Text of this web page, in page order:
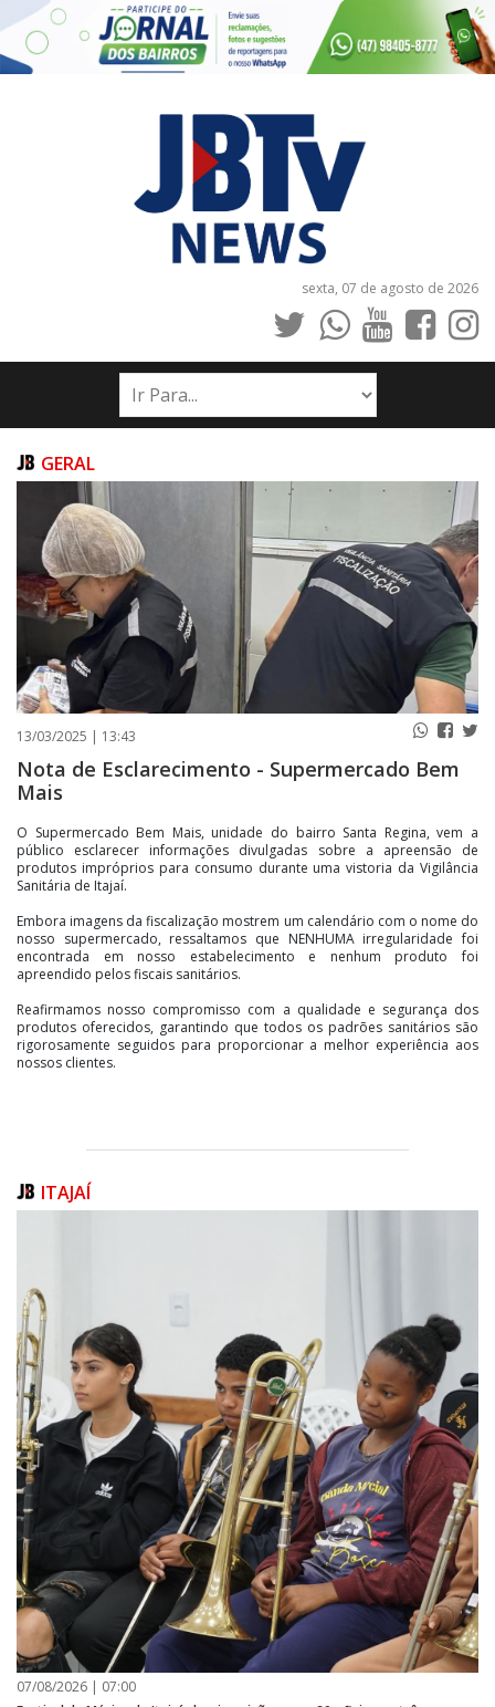
sexta, 07 de agosto de 2026
INÍCIO
NOTÍCIAS
PUBLICAÇÕES LEGAIS
CONTATO
GERAL
13/03/2025 | 13:43
Nota de Esclarecimento - Supermercado Bem
Mais
O Supermercado Bem Mais, unidade do bairro Santa Regina, vem a
público esclarecer informações divulgadas sobre a apreensão de
produtos impróprios para consumo durante uma vistoria da Vigilância
Sanitária de Itajaí.
Embora imagens da fiscalização mostrem um calendário com o nome do
nosso supermercado, ressaltamos que NENHUMA irregularidade foi
encontrada em nosso estabelecimento e nenhum produto foi
apreendido pelos fiscais sanitários.
Reafirmamos nosso compromisso com a qualidade e segurança dos
produtos oferecidos, garantindo que todos os padrões sanitários são
rigorosamente seguidos para proporcionar a melhor experiência aos
nossos clientes.
ITAJAÍ
07/08/2026 | 07:00